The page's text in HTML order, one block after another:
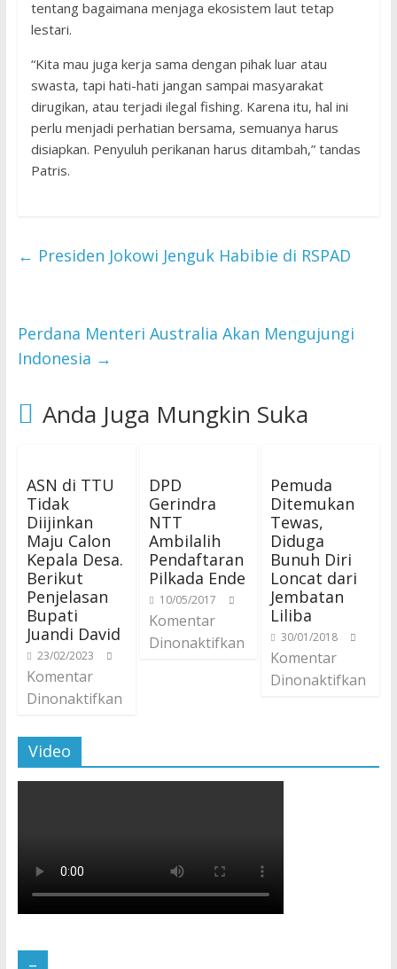
tentang bagaimana menjaga ekosistem laut tetap
lestari.
“Kita mau juga kerja sama dengan pihak luar atau
swasta, tapi hati-hati jangan sampai masyarakat
dirugikan, atau terjadi ilegal fishing. Karena itu, hal ini
perlu menjadi perhatian bersama, semuanya harus
disiapkan. Penyuluh perikanan harus ditambah,” tandas
Patris.
← Presiden Jokowi Jenguk Habibie di RSPAD
Perdana Menteri Australia Akan Mengujungi
Indonesia →
Anda Juga Mungkin Suka
ASN di TTU
Tidak
Diijinkan
Maju Calon
Kepala Desa.
Berikut
Penjelasan
Bupati
Juandi David
23/02/2023
Komentar
Dinonaktifkan
DPD
Gerindra
NTT
Ambilalih
Pendaftaran
Pilkada Ende
10/05/2017
Komentar
Dinonaktifkan
Pemuda
Ditemukan
Tewas,
Diduga
Bunuh Diri
Loncat dari
Jembatan
Liliba
30/01/2018
Komentar
Dinonaktifkan
Video
–